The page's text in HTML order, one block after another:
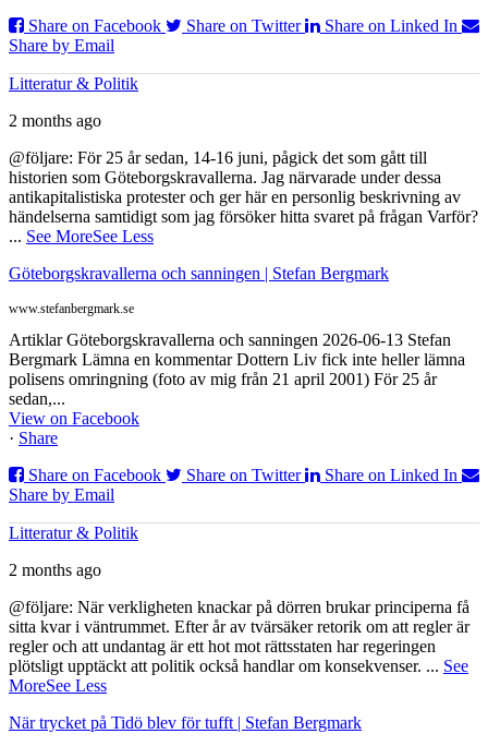
Share on Facebook
Share on Twitter
Share on Linked In
Share by Email
Litteratur & Politik
2 months ago
@följare: För 25 år sedan, 14-16 juni, pågick det som gått till
historien som Göteborgskravallerna. Jag närvarade under dessa
antikapitalistiska protester och ger här en personlig beskrivning av
händelserna samtidigt som jag försöker hitta svaret på frågan Varför?
... See MoreSee Less
Göteborgskravallerna och sanningen | Stefan Bergmark
www.stefanbergmark.se
Artiklar Göteborgskravallerna och sanningen 2026-06-13 Stefan
Bergmark Lämna en kommentar Dottern Liv fick inte heller lämna
polisens omringning (foto av mig från 21 april 2001) För 25 år
sedan,...
View on Facebook
· Share
Share on Facebook
Share on Twitter
Share on Linked In
Share by Email
Litteratur & Politik
2 months ago
@följare: När verkligheten knackar på dörren brukar principerna få
sitta kvar i väntrummet. Efter år av tvärsäker retorik om att regler är
regler och att undantag är ett hot mot rättsstaten har regeringen
plötsligt upptäckt att politik också handlar om konsekvenser. ... See
MoreSee Less
När trycket på Tidö blev för tufft | Stefan Bergmark